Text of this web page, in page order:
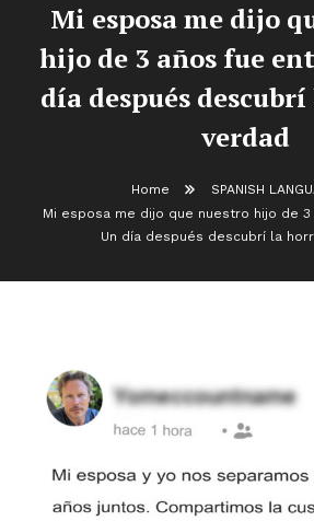
Mi esposa me dijo
hijo de 3 años fue
día después
verdad
Home
SPANISH
Mi esposa me dijo que nuestro hijo de
Un día después descubrí la